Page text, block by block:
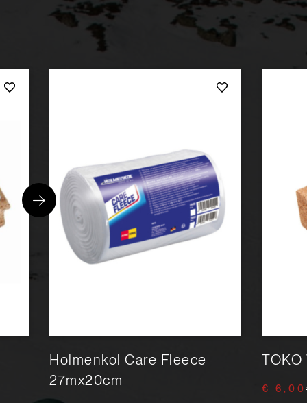
Holmenkol Care Fleece
27mx20cm
TOKO
€ 6,00